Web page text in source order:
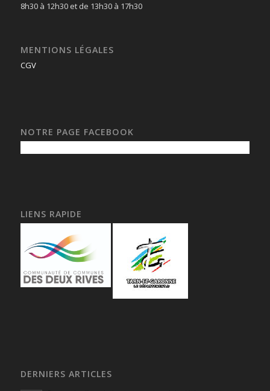
8h30 à 12h30 et de 13h30 à 17h30
MENTIONS LÉGALES
CGV
NOTRE PAGE FACEBOOK
LIENS RAPIDE
DERNIERS ARTICLES